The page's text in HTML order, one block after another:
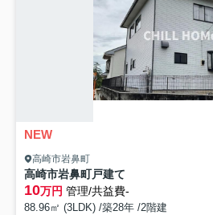
NEW
高崎市岩鼻町
高崎市岩鼻町戸建て
10万円 管理/共益費-
88.96㎡ (3LDK) /築28年 /2階建